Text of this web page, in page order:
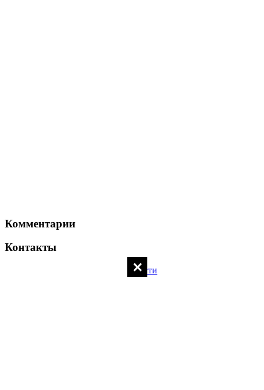
Комментарии
Контакты
Политика конфиденциальности